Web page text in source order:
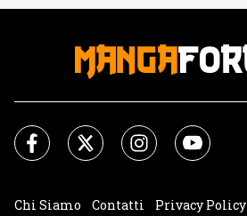
Chi Siamo Contatti Privacy Policy